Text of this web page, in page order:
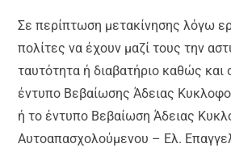
Σε περίπτωση μετακίνησης λόγω
πολίτες να έχουν μαζί τους την
ταυτότητα ή διαβατήριο καθώς
έντυπο Βεβαίωσης Άδειας
ή το έντυπο Βεβαίωση Άδειας
Αυτοαπασχολούμενου – Ελ.